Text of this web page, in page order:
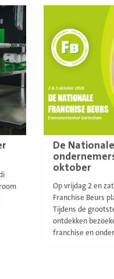
De
oktober
Op vrijdag 2 en
Franchise Beurs
Tijdens de
ontdekken
franchise en